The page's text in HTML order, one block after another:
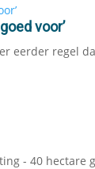
voor’
eerder regel
- 40 hectare